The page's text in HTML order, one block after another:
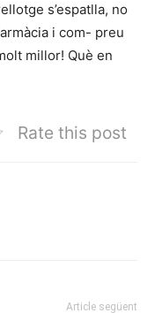
s’espatlla, no
i com- preu
millor! Què en
Rate this post
Article següent